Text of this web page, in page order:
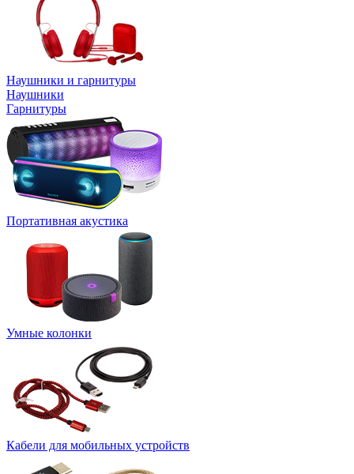
Наушники и гарнитуры
Наушники
Гарнитуры
Портативная акустика
Умные колонки
Кабели для мобильных устройств